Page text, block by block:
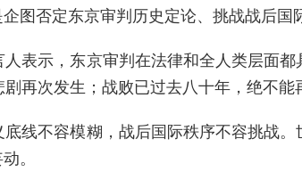
图否定东京审判历史定论、挑战战后国
表示，东京审判在法律和全人类层面
再次发生；战败已过去八十年，绝不
线不容模糊，战后国际秩序不容挑战
。